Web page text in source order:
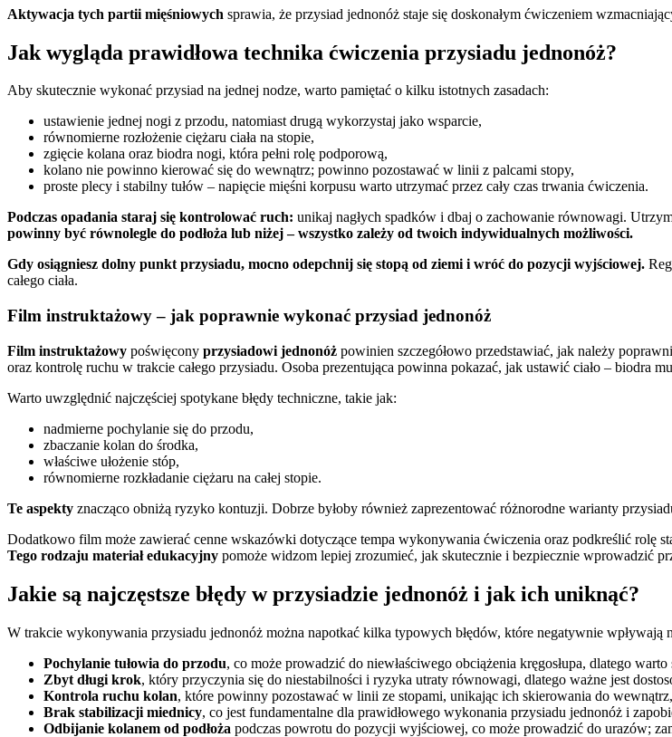
Aktywacja tych partii mięśniowych sprawia, że przysiad jednonóż staje się doskonałym ćwiczeniem
Jak wygląda prawidłowa technika ćwiczenia przysiadu jednonóż?
Aby skutecznie wykonać przysiad na jednej nodze, warto pamiętać o kilku istotnych zasadach:
ustawienie jednej nogi z przodu, natomiast drugą wykorzystaj jako wsparcie,
równomierne rozłożenie ciężaru ciała na stopie,
zgięcie kolana oraz biodra nogi, która pełni rolę podporową,
kolano nie powinno kierować się do wewnątrz; powinno pozostawać w linii z palcami stopy,
proste plecy i stabilny tułów – napięcie mięśni korpusu warto utrzymać przez cały czas trwania ćwiczenia.
Podczas opadania staraj się kontrolować ruch: unikaj nagłych spadków i dbaj o zachowanie równowagi.
powinny być równolegle do podłoża lub niżej – wszystko zależy od twoich indywidualnych możliwości.
Gdy osiągniesz dolny punkt przysiadu, mocno odepchnij się stopą od ziemi i wróć do pozycji wyjściowej.
całego ciała.
Film instruktażowy – jak poprawnie wykonać przysiad jednonóż
Film instruktażowy poświęcony przysiadowi jednonóż powinien szczegółowo przedstawiać, jak należy
oraz kontrolę ruchu w trakcie całego przysiadu. Osoba prezentująca powinna pokazać, jak ustawić ciało – biodra
Warto uwzględnić najczęściej spotykane błędy techniczne, takie jak:
nadmierne pochylanie się do przodu,
zbaczanie kolan do środka,
właściwe ułożenie stóp,
równomierne rozkładanie ciężaru na całej stopie.
Te aspekty znacząco obniżą ryzyko kontuzji. Dobrze byłoby również zaprezentować różnorodne warianty
Dodatkowo film może zawierać cenne wskazówki dotyczące tempa wykonywania ćwiczenia oraz podkreślić rolę
Tego rodzaju materiał edukacyjny pomoże widzom lepiej zrozumieć, jak skutecznie i bezpiecznie wprowadzić
Jakie są najczęstsze błędy w przysiadzie jednonóż i jak ich uniknąć?
W trakcie wykonywania przysiadu jednonóż można napotkać kilka typowych błędów, które negatywnie wpływają
Pochylanie tułowia do przodu, co może prowadzić do niewłaściwego obciążenia kręgosłupa, dlatego
Zbyt długi krok, który przyczynia się do niestabilności i ryzyka utraty równowagi, dlatego ważne jest
Kontrola ruchu kolan, które powinny pozostawać w linii ze stopami, unikając ich skierowania do wewnątrz,
Brak stabilizacji miednicy, co jest fundamentalne dla prawidłowego wykonania przysiadu jednonóż i
Odbijanie kolanem od podłoża podczas powrotu do pozycji wyjściowej, co może prowadzić do urazów;